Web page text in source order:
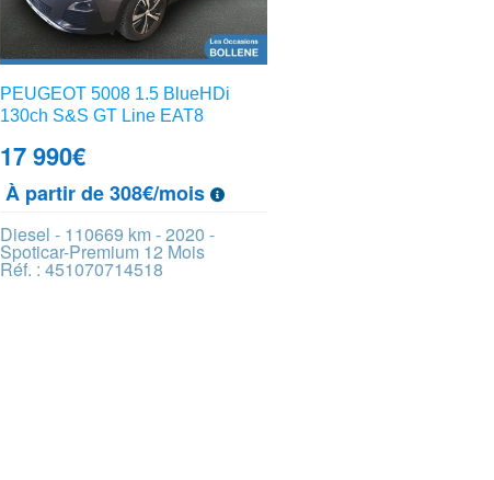
PEUGEOT 5008 1.5 BlueHDi
130ch S&S GT Line EAT8
17 990€
À partir de 308€/mois
Diesel - 110669 km - 2020 -
Spoticar-Premium 12 Mois
Réf. : 451070714518